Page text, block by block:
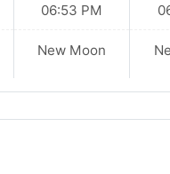
06:53 PM
New Moon